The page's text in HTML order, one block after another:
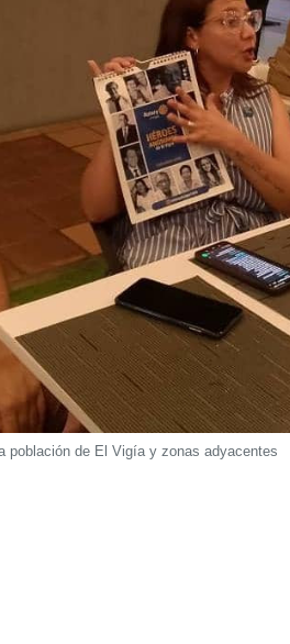
población de El Vigía y zonas adyacentes